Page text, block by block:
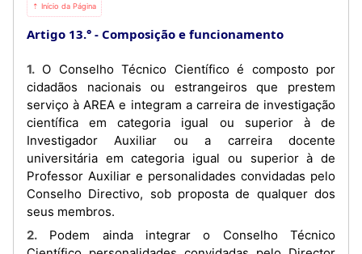
⇡ Início da Página
Artigo 13.° Composição e funcionamento
1. O Conselho Técnico Científico é composto por
cidadãos nacionais ou estrangeiros que prestem
serviço à AREA e integram a carreira de investigação
científica em categoria igual ou superior à de
Investigador Auxiliar ou a carreira docente
universitária em categoria igual ou superior à de
Professor Auxiliar e personalidades convidadas pelo
Conselho Directivo, sob proposta de qualquer dos
seus membros.
2. Podem ainda integrar o Conselho Técnico